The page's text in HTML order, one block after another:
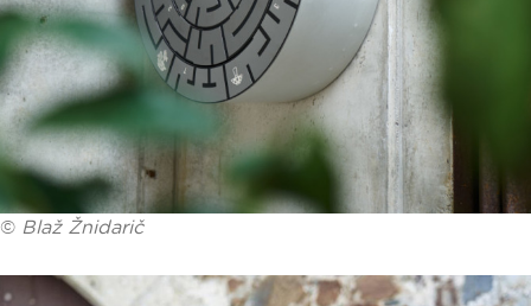
© Blaž Žnidarič